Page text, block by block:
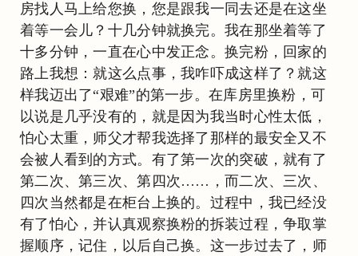
房找人马上给您换，您是跟我一同去还是在这坐
着等一会儿？十几分钟就换完。我在那坐着等了
十多分钟，一直在心中发正念。换完粉，回家的
路上我想：就这么点事，我咋吓成这样了？就这
样我迈出了“艰难”的第一步。在库房里换粉，可
以说是几乎没有的，就是因为我当时心性太低，
怕心太重，师父才帮我选择了那样的最安全又不
会被人看到的方式。有了第一次的突破，就有了
第二次、第三次、第四次……，而二次、三次、
四次当然都是在柜台上换的。过程中，我已经没
有了怕心，并认真观察换粉的拆装过程，争取掌
握顺序，记住，以后自己换。这一步过去了，师